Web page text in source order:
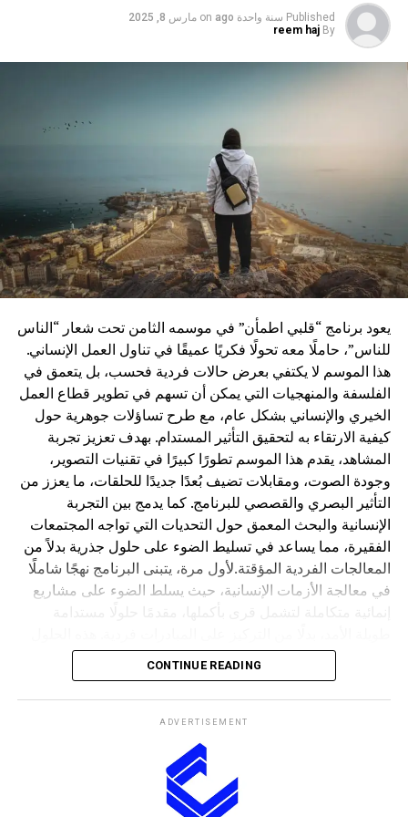
للذات، في رحلة داخلية عميقة تُعيد تشكيل الروح من جديد.
تركت صوفيا عالم التجميل لأنها رأت أن التغيير الأهم لا يكون في
الوجه، بل في العمق. لقد أثّرت في حياة مئات النساء، وعلّمتهم
“رحلة إلى أعماق الروح” ليس فقط عنوان كتاب، بل هو وصف
حقيقي لما تمثّله صوفيا في حياة من حولها.
في عالمٍ يبحث عن الأصوات الصادقة، تلمع صوفيا أحمد كنجمة
تقودنا إلى الحقيقة. امرأة عربية كتبت رسالتها من القلب، وغيّرت
العالم، امرأة تستحق أن تُدعى بحق… أوبرا وينفري العرب.
Published سنة واحدة ago on مارس 8, 2025
By
reem haj
يعود برنامج “قلبي اطمأن” في موسمه الثامن تحت شعار “الناس
للناس”، حاملًا معه تحولًا فكريًا عميقًا في تناول العمل الإنساني.
هذا الموسم لا يكتفي بعرض حالات فردية فحسب، بل يتعمق في
الفلسفة والمنهجيات التي يمكن أن تسهم في تطوير قطاع العمل
الخيري والإنساني بشكل عام، مع طرح تساؤلات جوهرية حول
كيفية الارتقاء به لتحقيق التأثير المستدام. بهدف تعزيز تجربة
المشاهد، يقدم هذا الموسم تطورًا كبيرًا في تقنيات التصوير،
وجودة الصوت، ومقابلات تضيف بُعدًا جديدًا للحلقات، ما يعزز من
التأثير البصري والقصصي للبرنامج. كما يدمج بين التجربة
الإنسانية والبحث المعمق حول التحديات التي تواجه المجتمعات
الفقيرة، مما يساعد في تسليط الضوء على حلول جذرية بدلاً من
المعالجات الفردية المؤقتة.لأول مرة، يتبنى البرنامج نهجًا شاملًا
في معالجة الأزمات الإنسانية، حيث يسلط الضوء على مشاريع
تركز على مجالات الإسكان، والصحة، والتعليم، لضمان تحسين
شامل لمستوى حياة المستفيدين. في خطوة غير مسبوقة، يطلق
“قلبي اطمأن” عددًا من المبادرات الرائدة التي تسعى إلى إعادة
تعريف العمل الإنساني ورفع معاييره. هذه المبادرات لا تقتصر
على تقديم المساعدة، بل تدمجها في إطار استراتيجي يضمن
استدامتها، مع إشراك الجمهور في تطوير الحلول. ومن بين هذه
المبادرات، هناك مشروع لدعم الأيتام من خلال نظام الوقف
الخيري، حيث يمكن للمساهمين شراء سهم واحد فقط، يكون
CONTINUE READING
ADVERTISEMENT